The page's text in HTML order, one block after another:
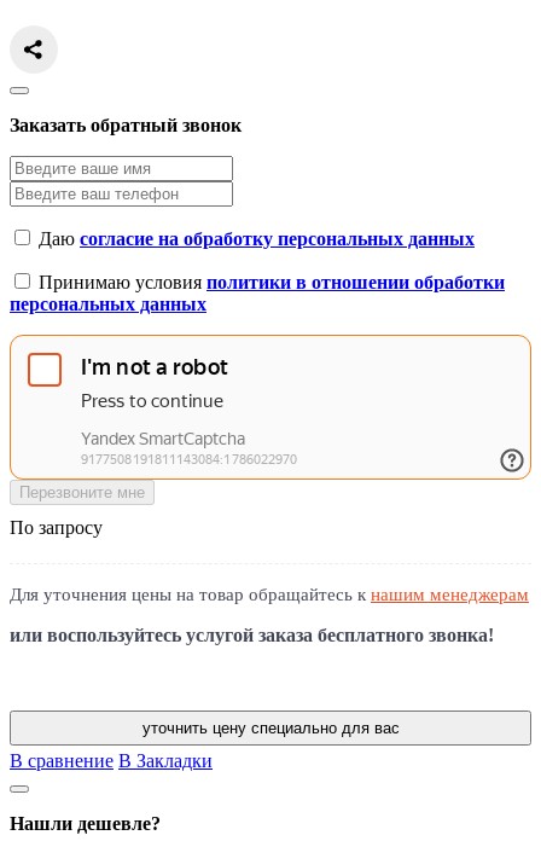
Заказать обратный звонок
Даю согласие на обработку персональных данных
Принимаю условия политики в отношении обработки
персональных данных
Перезвоните мне
По запросу
Для уточнения цены на товар обращайтесь к нашим менеджерам
или воспользуйтесь услугой заказа бесплатного звонка!
уточнить цену специально для вас
В сравнение В Закладки
Нашли дешевле?